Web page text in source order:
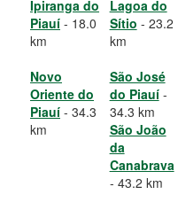
Ipiranga do
Piauí - 18.0
km
Lagoa do
Sítio - 23.2
km
Novo
Oriente do
Piauí - 34.3
km
São José
do Piauí-
34.3 km
São João
da
Canabrava
- 43.2 km